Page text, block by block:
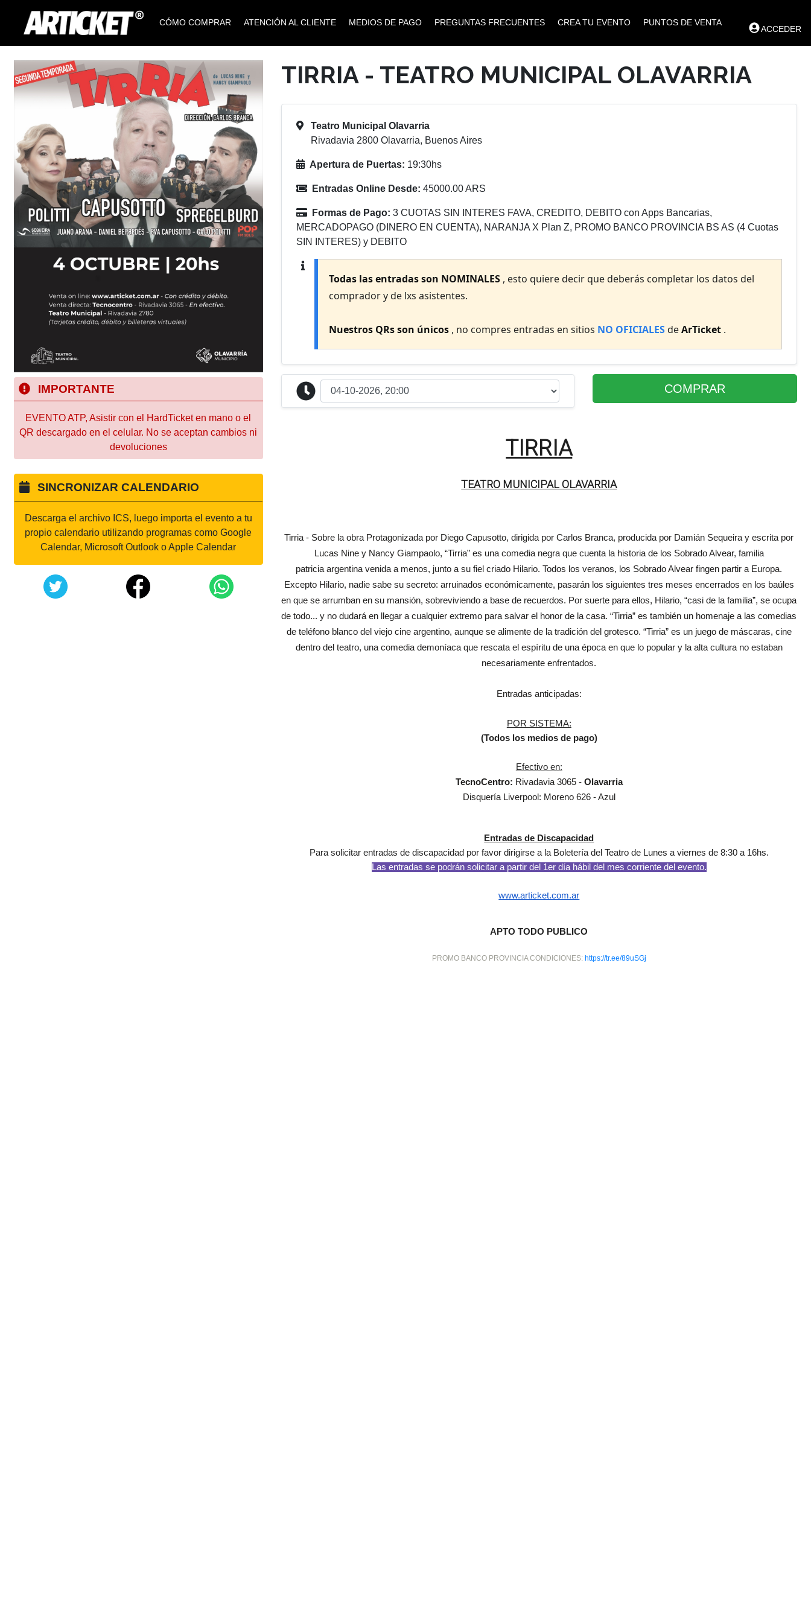
CÓMO COMPRAR ATENCIÓN AL CLIENTE MEDIOS DE PAGO PREGUNTAS FRECUENTES CREA TU EVENTO PUNTOS DE VENTA
ACCEDER
IMPORTANTE
EVENTO ATP, Asistir con el HardTicket en mano o el
QR descargado en el celular. No se aceptan cambios ni
devoluciones
SINCRONIZAR CALENDARIO
Descarga el archivo ICS, luego importa el evento a tu
propio calendario utilizando programas como Google
Calendar, Microsoft Outlook o Apple Calendar
TIRRIA - TEATRO MUNICIPAL OLAVARRIA
Teatro Municipal Olavarria
Rivadavia 2800 Olavarria, Buenos Aires
Apertura de Puertas: 19:30hs
Entradas Online Desde: 45000.00 ARS
Formas de Pago: 3 CUOTAS SIN INTERES FAVA, CREDITO, DEBITO con Apps Bancarias,
MERCADOPAGO (DINERO EN CUENTA), NARANJA X Plan Z, PROMO BANCO PROVINCIA BS AS (4 Cuotas
SIN INTERES) y DEBITO
Todas las entradas son NOMINALES , esto quiere decir que deberás completar los datos del
comprador y de lxs asistentes.
Nuestros QRs son únicos , no compres entradas en sitios NO OFICIALESdeArTicket .
COMPRAR
TIRRIA
TEATRO MUNICIPAL OLAVARRIA
Tirria - Sobre la obra Protagonizada por Diego Capusotto, dirigida por Carlos Branca, producida por Damián Sequeira y escrita por
Lucas Nine y Nancy Giampaolo, “Tirria” es una comedia negra que cuenta la historia de los Sobrado Alvear, familia
patriciaargentina venida a menos, junto a su fiel criado Hilario.Todos los veranos, los Sobrado Alvear fingen partir a Europa.
Excepto Hilario, nadie sabe su secreto: arruinados económicamente, pasarán los siguientes tres meses encerrados en los baúles
en que se arrumban en su mansión, sobreviviendo a base de recuerdos. Por suerte para ellos, Hilario, “casi de la familia”, se ocupa
de todo... y nodudará en llegar a cualquier extremo para salvar el honor de la casa.“Tirria” es también un homenaje a las comedias
de teléfono blanco del viejo cine argentino, aunque se alimente de la tradición del grotesco. “Tirria” es un juego de máscaras, cine
dentro del teatro, una comedia demoníaca que rescata el espíritu de una época en que lo popular y la alta cultura no estaban
necesariamente enfrentados.
Entradas anticipadas:
POR SISTEMA:
(Todos los medios de pago)
Efectivo en:
TecnoCentro: Rivadavia 3065 - Olavarria
Disquería Liverpool: Moreno 626- Azul
Entradas de Discapacidad
Para solicitar entradas de discapacidad por favor dirigirse a la Boletería del Teatrode Lunes a viernes de 8:30 a 16hs.
Las entradas se podrán solicitar a partir del 1er día hábil del mes corriente del evento.
www.articket.com.ar
APTO TODO PUBLICO
PROMO BANCO PROVINCIA CONDICIONES: https://tr.ee/89uSGj